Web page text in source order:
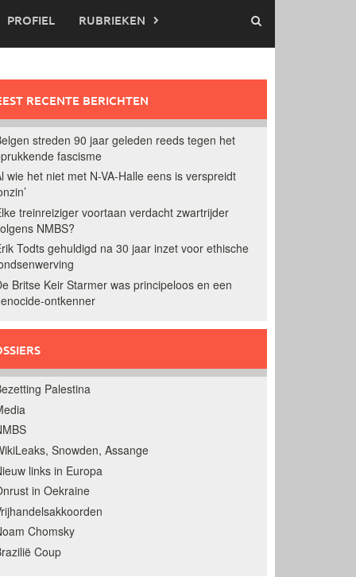
PROFIEL RUBRIEKEN
RECENTE BERICHTEN
streden 90 jaar geleden reeds tegen het
fascisme
wie het niet met N-VA-Halle eens is verspreidt
treinreiziger voortaan verdacht zwartrijder
NMBS?
Todts gehuldigd na 30 jaar inzet voor ethische
Britse Keir Starmer was principeloos en een
ontkenner
Palestina
Snowden, Assange
links in Europa
in Oekraine
Chomsky
Coup